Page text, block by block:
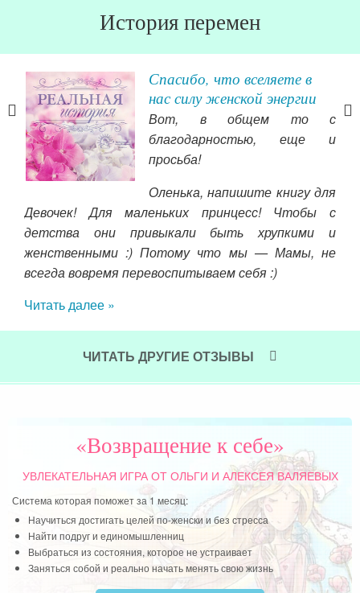
История перемен
Спасибо, что вселяете в
нас силу женской энергии
Вот, в общем то с
благодарностью, еще и
просьба!
Оленька, напишите книгу для
Девочек! Для маленьких принцесс! Чтобы с
детства они привыкали быть хрупкими и
женственными :) Потому что мы — Мамы, не
всегда вовремя перевоспитываем себя :)
Читать далее »
ЧИТАТЬ ДРУГИЕ ОТЗЫВЫ
«Возвращение к себе»
УВЛЕКАТЕЛЬНАЯ ИГРАОТ ОЛЬГИ И АЛЕКСЕЯ ВАЛЯЕВЫХ
Система которая поможет за 1 месяц:
Научиться достигать целей по-женски и без стресса
Найти подруг и единомышленниц
Выбраться из состояния, которое не устраивает
Заняться собой и реально начать менять свою жизнь